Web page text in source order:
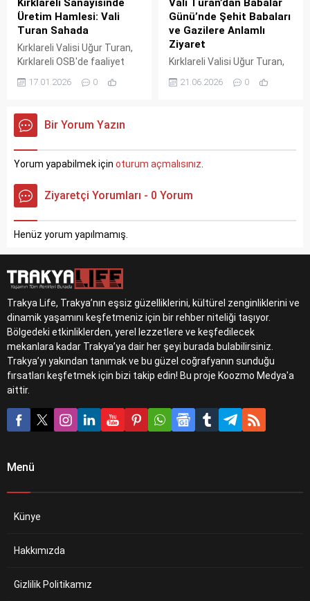
Kırklareli Sanayisinde
Üretim Hamlesi: Vali
Turan Sahada
Kırklareli Valisi Uğur Turan,
Kırklareli OSB'de faaliyet
ziyaret etti. Üretim
buluşan Vali Turan,
"Sanayiyle kalkınan,
şehiriz" mesajı verdi.
17.01.2026 0
Vali Turan’dan Babalar
Günü’nde Şehit Babaları
ve Gazilere Anlamlı
Ziyaret
Kırklareli Valisi Uğur Turan,
babaları ve gazilerle bir
değerlerdendir' dedi.
sunuldu, duygu dolu anlar
21.06.2026 0
Bir Yorum Yazın
Yorum yapabilmek için oturum açmalısınız
Ziyaretçi Yorumları - 0 Yorum
Henüz yorum yapılmamış.
Trakya Life, Trakya’nın eşsiz güzelliklerini, kültürel zenginliklerini ve
dinamik yaşamını keşfetmeniz için bir rehber niteliği taşıyor.
Bölgedeki etkinliklerden, yerel lezzetlere ve keşfedilecek
mekanlara kadar Trakya’ya dair her şeyi burada bulabilirsiniz.
Trakya’yı yakından tanımak ve bu güzel coğrafyanın sunduğu
fırsatları keşfetmek için bizi takip edin! Bu proje Koozmo Medya'a
aittir.
Menü
Künye
Hakkımızda
Gizlilik Politikamız